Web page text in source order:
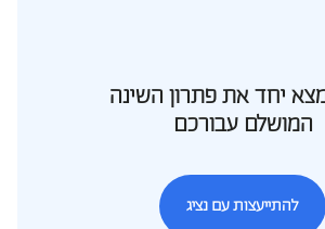
יחד את פתרון השינה
המושלם עבורכם
להתייעצות עם נציג